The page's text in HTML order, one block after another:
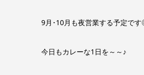
9月･10月も夜営業する予定で
今日もカレーな1日を～～♪